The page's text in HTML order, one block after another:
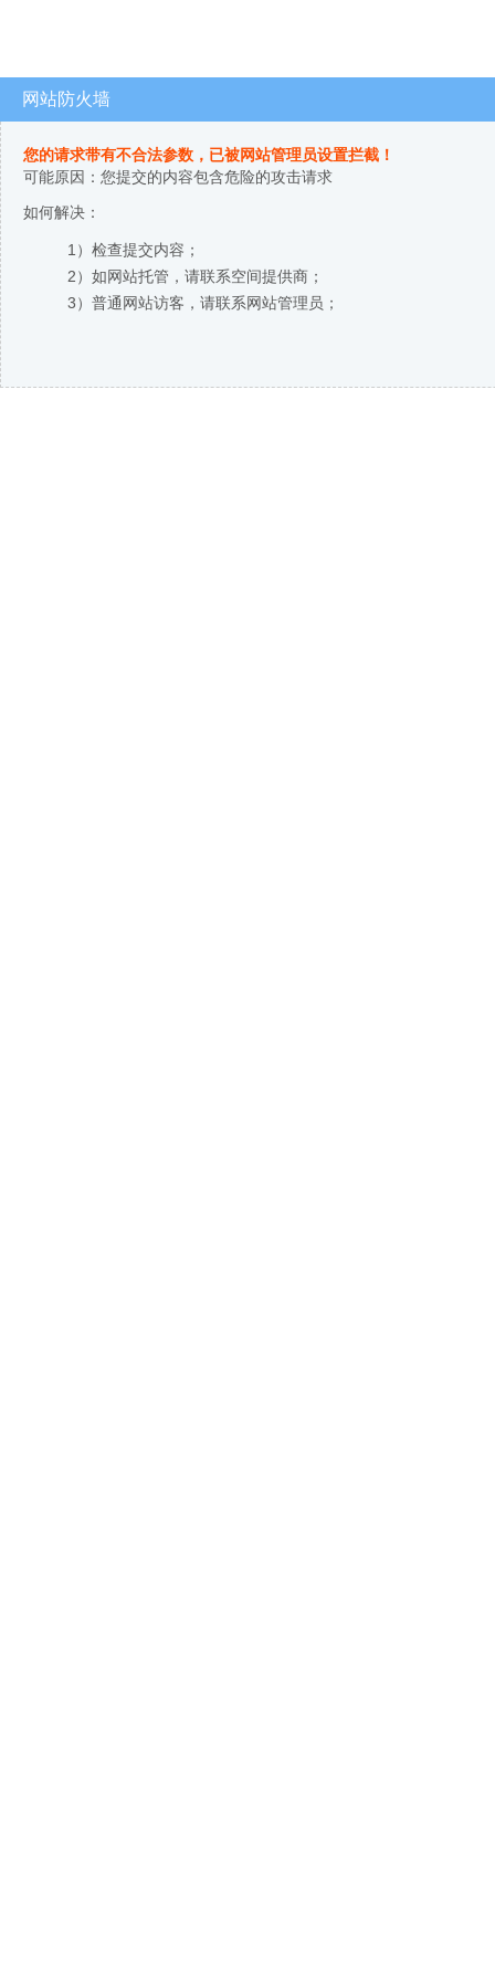
网站防火墙
您的请求带有不合法参数，已被网站管理员设置拦截！
可能原因：您提交的内容包含危险的攻击请求
如何解决：
1）检查提交内容；
2）如网站托管，请联系空间提供商；
3）普通网站访客，请联系网站管理员；